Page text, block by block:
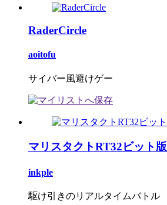
RaderCircle
aoitofu
サイバー風避けゲー
マリスタクトRT32ビット版
inkple
駆け引きのリアルタイムバトル